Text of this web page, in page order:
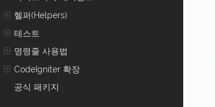
헬퍼(Helpers)
테스트
명령줄 사용법
CodeIgniter 확장
공식 패키지